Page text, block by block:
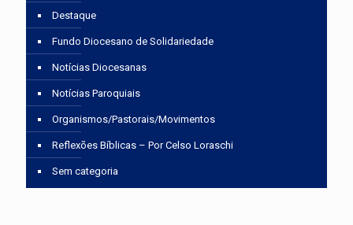
Destaque
Fundo Diocesano de Solidariedade
Notícias Diocesanas
Notícias Paroquiais
Organismos/Pastorais/Movimentos
Reflexões Bíblicas – Por Celso Loraschi
Sem categoria